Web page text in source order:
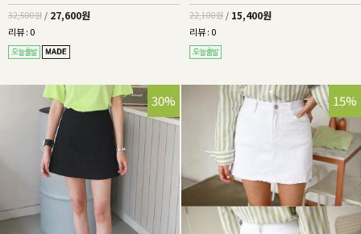
32,500원 / 27,600원
리뷰 : 0
22,100원 / 15,400원
리뷰 : 0
30% 15%